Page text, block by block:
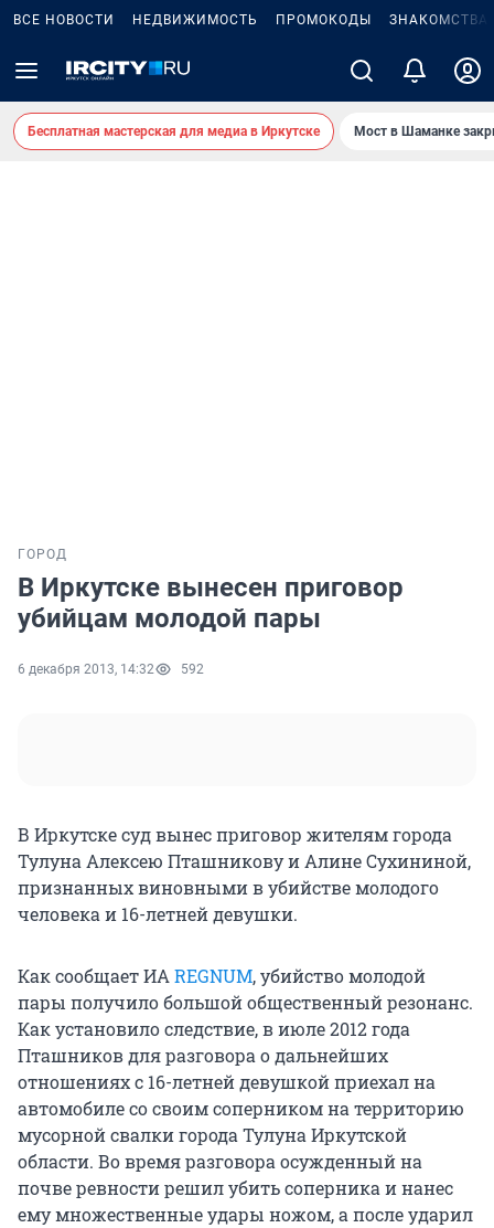
ВСЕ НОВОСТИ НЕДВИЖИМОСТЬ ПРОМОКОДЫ ЗНАКОМСТВА
Бесплатная мастерская для медиа в Иркутске Мост в Шаманке
ГОРОД
В Иркутске вынесен приговор
убийцам молодой пары
6 декабря 2013, 14:32 592
В Иркутске суд вынес приговор жителям города
Тулуна Алексею Пташникову и Алине Сухининой,
признанных виновными в убийстве молодого
человека и 16-летней девушки.
Как сообщает ИА REGNUM, убийство молодой
пары получило большой общественный резонанс.
Как установило следствие, в июле 2012 года
Пташников для разговора о дальнейших
отношениях с 16-летней девушкой приехал на
автомобиле со своим соперником на территорию
мусорной свалки города Тулуна Иркутской
области. Во время разговора осужденный на
почве ревности решил убить соперника и нанес
ему множественные удары ножом, а после ударил